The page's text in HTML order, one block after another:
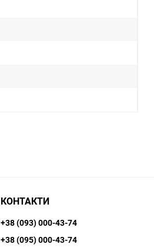
КОНТАКТИ
+38 (093) 000-43-74
+38 (095) 000-43-74